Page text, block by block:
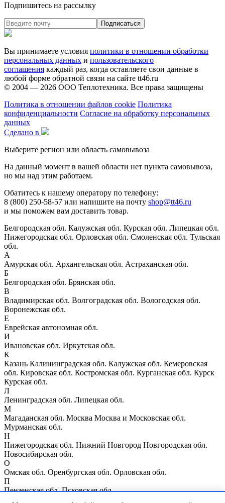
Подпишитесь на рассылку
Вы принимаете условия политики в отношении обработки
персональных данных и пользовательского
соглашения каждый раз, когда оставляете свои данные в
любой форме обратной связи на сайте tt46.ru
© 2004 — 2026 ООО Теплотехника. Все права защищены
Политика в отношении файлов cookie Политика
конфиденциальности Согласие на обработку персональных
данных
Сделано в
Выберите регион или область самовывоза
На данный момент в вашей области нет пункта самовывоза,
но мы над этим работаем.
Обатитесь к нашему оператору по телефону:
8 (800) 250-58-57 или напишите на почту shop@tt46.ru
и мы поможем вам доставить товар.
Белгородская обл. Калужская обл. Курская обл. Липецкая обл.
Нижегородская обл. Орловская обл. Смоленская обл. Тульская
обл.
А
Амурская обл. Архангельская обл. Астраханская обл.
Б
Белгородская обл. Брянская обл.
В
Владимирская обл. Волгоградская обл. Вологодская обл.
Воронежская обл.
Е
Еврейская автономная обл.
И
Ивановская обл. Иркутская обл.
К
Казань Калининградская обл. Калужская обл. Кемеровская
обл. Кировская обл. Костромская обл. Курганская обл. Курск
Курская обл.
Л
Ленинградская обл. Липецкая обл.
М
Магаданская обл. Москва Москва и Московская обл.
Мурманская обл.
Н
Нижегородская обл. Нижний Новгород Новгородская обл.
Новосибирская обл.
О
Омская обл. Оренбургская обл. Орловская обл.
П
Пензенская обл. Псковская обл.